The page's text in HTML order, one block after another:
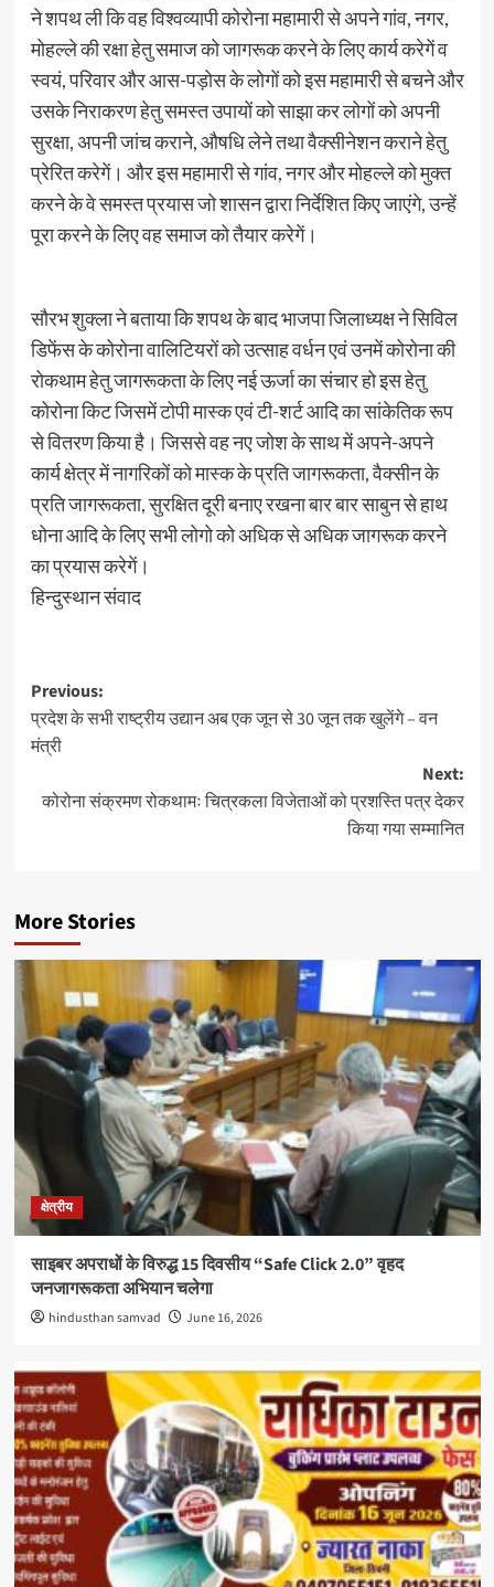
ने शपथ ली कि वह विश्वव्यापी कोरोना महामारी से अपने गांव, नगर,
मोहल्ले की रक्षा हेतु समाज को जागरूक करने के लिए कार्य करेगें व
स्वयं, परिवार और आस-पड़ोस के लोगों को इस महामारी से बचने और
उसके निराकरण हेतु समस्त उपायों को साझा कर लोगों को अपनी
सुरक्षा, अपनी जांच कराने, औषधि लेने तथा वैक्सीनेशन कराने हेतु
प्रेरित करेगें। और इस महामारी से गांव, नगर और मोहल्ले को मुक्त
करने के वे समस्त प्रयास जो शासन द्वारा निर्देशित किए जाएंगे, उन्हें
पूरा करने के लिए वह समाज को तैयार करेगें।
सौरभ शुक्ला ने बताया कि शपथ के बाद भाजपा जिलाध्यक्ष ने सिविल
डिफेंस के कोरोना वालिटियरों को उत्साह वर्धन एवं उनमें कोरोना की
रोकथाम हेतु जागरूकता के लिए नई ऊर्जा का संचार हो इस हेतु
कोरोना किट जिसमें टोपी मास्क एवं टी-शर्ट आदि का सांकेतिक रूप
से वितरण किया है। जिससे वह नए जोश के साथ में अपने-अपने
कार्य क्षेत्र में नागरिकों को मास्क के प्रति जागरूकता, वैक्सीन के
प्रति जागरूकता, सुरक्षित दूरी बनाए रखना बार बार साबुन से हाथ
धोना आदि के लिए सभी लोगो को अधिक से अधिक जागरूक करने
का प्रयास करेगें।
हिन्दुस्थान संवाद
Post
navigation
Previous:
प्रदेश के सभी राष्ट्रीय उद्यान अब एक जून से 30 जून तक खुलेंगे – वन
मंत्री
Next:
कोरोना संक्रमण रोकथामः चित्रकला विजेताओं को प्रशस्ति पत्र देकर
किया गया सम्मानित
More Stories
क्षेत्रीय
साइबर अपराधों के विरुद्ध 15 दिवसीय “Safe Click 2.0” वृहद
जनजागरूकता अभियान चलेगा
hindusthan samvad June 16, 2026